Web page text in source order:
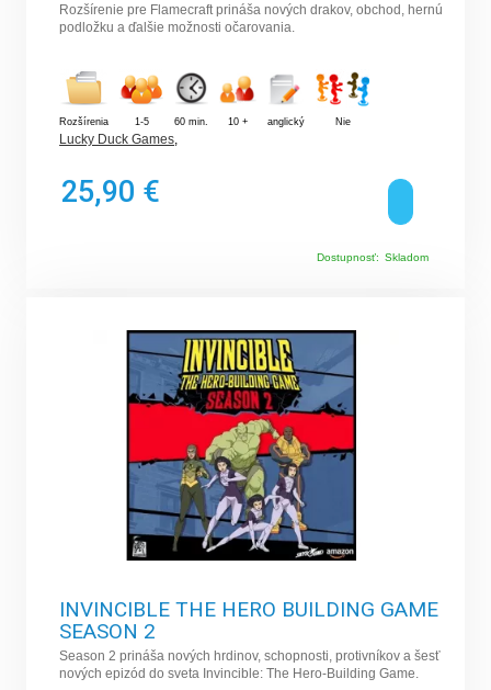
Rozšírenie pre Flamecraft prináša nových drakov, obchod, hernú
podložku a ďalšie možnosti očarovania.
Rozšírenia 1-5 60 min. 10 + anglický Nie
Lucky Duck Games,
25,90 €
Dostupnosť: Skladom
INVINCIBLE THE HERO BUILDING GAME
SEASON 2
Season 2 prináša nových hrdinov, schopnosti, protivníkov a šesť
nových epizód do sveta Invincible: The Hero-Building Game.